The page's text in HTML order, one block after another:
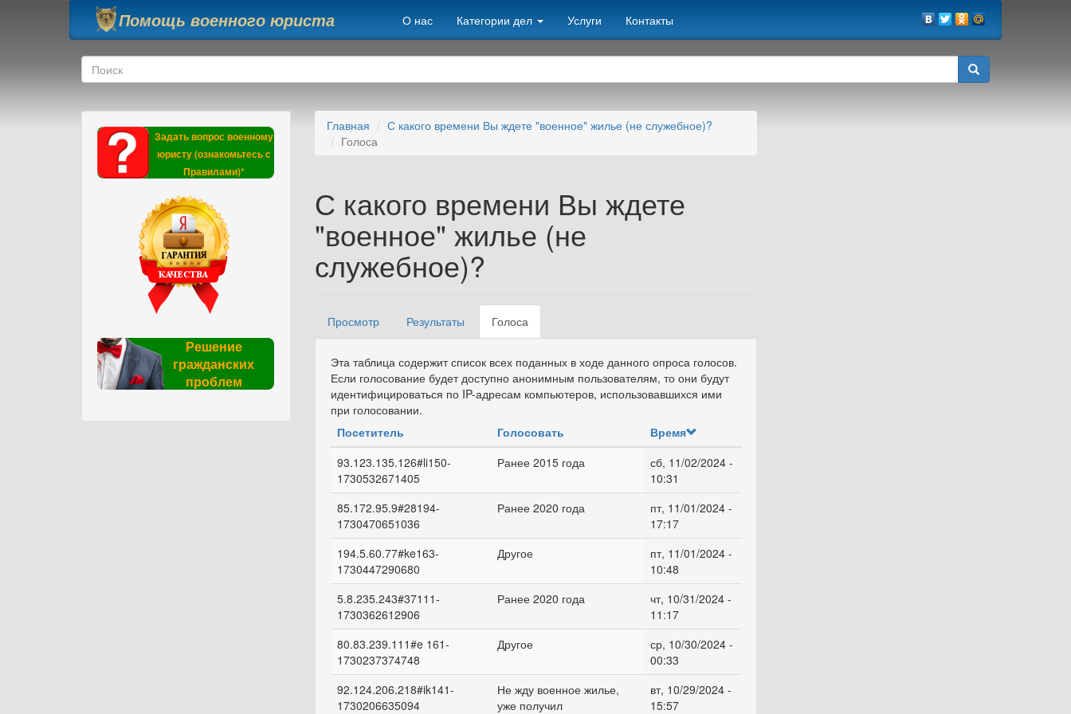
Перейти к основному содержанию
Помощь военного юриста О нас Категории дел Услуги Контакты
Форма поиска
Поиск
Задать вопрос военному
юристу (ознакомьтесь с
Правилами)*
Решение
гражданских
проблем
Главная
С какого времени Вы ждете "военное" жилье (не служебное)?
Голоса
С какого времени Вы ждете
"военное" жилье (не
служебное)?
Главные вкладки
Просмотр Результаты Голоса(активная
вкладка)
Эта таблица содержит список всех поданных в ходе данного опроса голосов.
Если голосование будет доступно анонимным пользователям, то они будут
идентифицироваться по IP-адресам компьютеров, использовавшихся ими
при голосовании.
Посетитель
Голосовать
Время
93.123.135.126#li150-
1730532671405
Ранее 2015 года
сб, 11/02/2024 -
10:31
85.172.95.9#28194-
1730470651036
Ранее 2020 года
пт, 11/01/2024 -
17:17
194.5.60.77#ke163-
1730447290680
Другое
пт, 11/01/2024 -
10:48
5.8.235.243#37111-
1730362612906
Ранее 2020 года
чт, 10/31/2024 -
11:17
80.83.239.111#e 161-
1730237374748
Другое
ср, 10/30/2024 -
00:33
92.124.206.218#ik141-
1730206635094
Не жду военное жилье,
уже получил
вт, 10/29/2024 -
15:57